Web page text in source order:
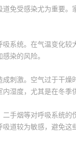
免受感染尤为重要
系统。在气温变化较
染的风险。
刺激。空气过于干燥
湿度，尤其是在冬季
手烟等对呼吸系统的
道较为敏感，避免这